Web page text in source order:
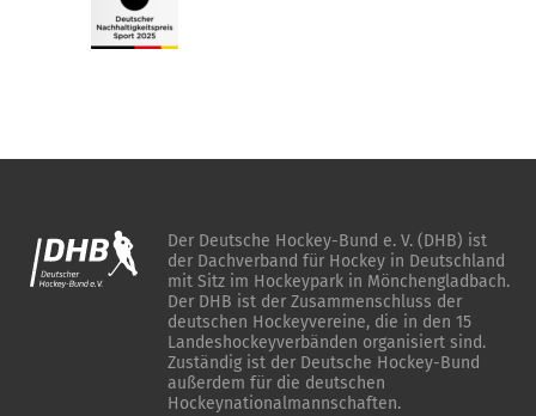
Der Deutsche Hockey-Bund e. V. (DHB) ist
der Dachverband für Hockey in Deutschland
mit Sitz im Hockeypark in Mönchengladbach.
Der DHB ist der Zusammenschluss der
deutschen Hockeyvereine, die in den 15
Landeshockeyverbänden organisiert sind.
Zuständig ist der Deutsche Hockey-Bund
außerdem für die deutschen
Hockeynationalmannschaften.